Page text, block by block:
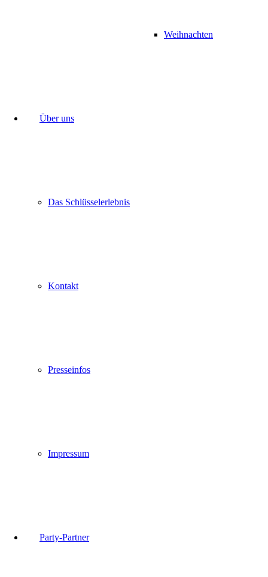
Weihnachten
Über uns
Das Schlüsselerlebnis
Kontakt
Presseinfos
Impressum
Party-Partner